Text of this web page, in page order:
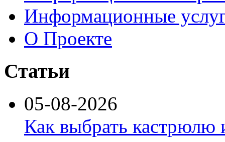
Информационные
О Проекте
Статьи
05-08-2026
Как выбрать кастрюлю